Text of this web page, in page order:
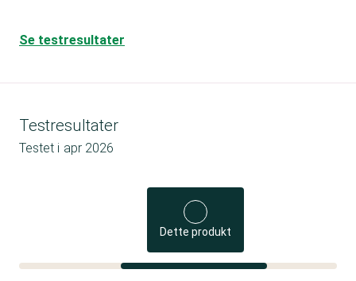
Se testresultater
Testresultater
Testet i apr 2026
Dette produkt